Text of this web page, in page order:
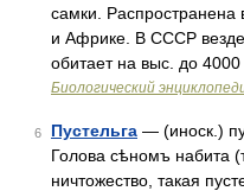
самки. Распространена
и Африке. В СССР
обитает на выс. до
Биологический
6 Пустельга — (иноск.)
Голова сѣномъ набита
ничтожество, такая